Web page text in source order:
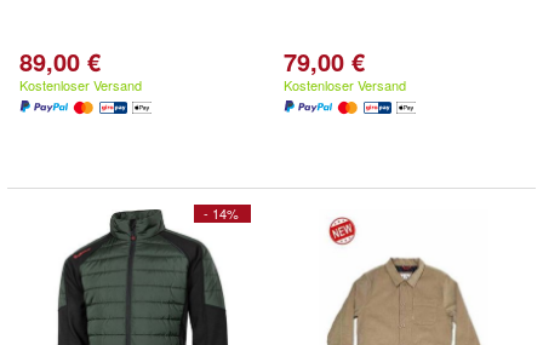
89,00 €
Kostenloser Versand
79,00 €
Kostenloser Versand
- 14%